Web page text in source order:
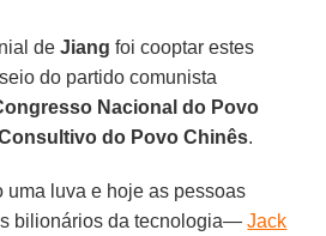
deJiang foi cooptar estes
do partido comunista
Nacional do Povo
do Povo Chinês.
uma luva e hoje as pessoas
bilionários da tecnologia—Jack